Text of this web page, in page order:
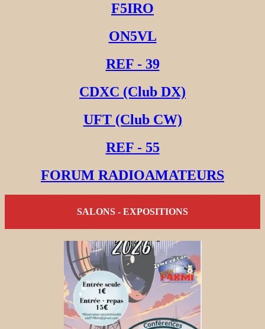
F5IRO
ON5VL
REF - 39
CDXC (Club DX)
UFT (Club CW)
REF - 55
FORUM RADIOAMATEURS
SALONS - EXPOSITIONS